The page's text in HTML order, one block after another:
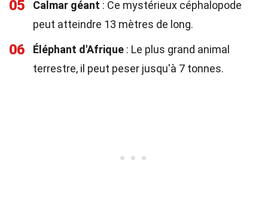
05 Calmar géant : Ce mystérieux céphalopode
peut atteindre 13 mètres de long.
06 Éléphant d'Afrique : Le plus grand animal
terrestre, il peut peser jusqu'à 7 tonnes.